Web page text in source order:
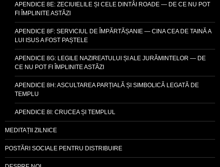
APENDICE 8E: ZECIUIELILE ȘI CELE DINTÂI ROADE — DE CE NU POT
FI ÎMPLINITE ASTĂZI
APENDICE 8F: SERVICIUL DE ÎMPĂRTĂȘANIE — CINA CEA DE TAINĂ A
LUI ISUS A FOST PAȘTELE
APENDICE 8G: LEGILE NAZIREATULUI ȘI ALE JURĂMINTELOR — DE
CE NU POT FI ÎMPLINITE ASTĂZI
APENDICE 8H: ASCULTAREA PARȚIALĂ ȘI SIMBOLICĂ LEGATĂ DE
TEMPLU
APENDICE 8I: CRUCEA ȘI TEMPLUL
MEDITAȚII ZILNICE
POSTĂRI SOCIALE PENTRU DISTRIBUIRE